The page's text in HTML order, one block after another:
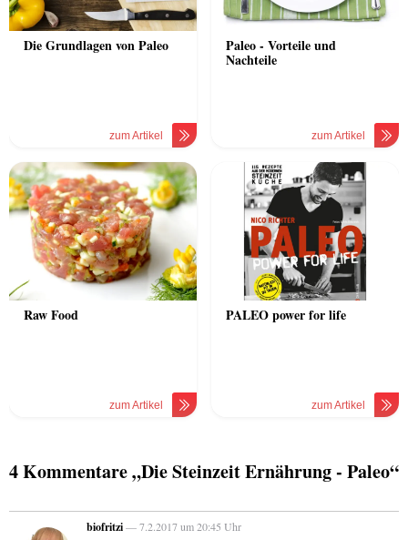
Die Grundlagen von Paleo
zum Artikel
Paleo - Vorteile und
Nachteile
zum Artikel
Raw Food
zum Artikel
PALEO power for life
zum Artikel
4 Kommentare „Die Steinzeit Ernährung - Paleo“
biofritzi— 7.2.2017 um 20:45 Uhr